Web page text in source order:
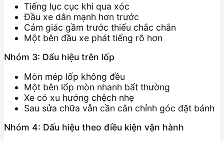
Tiếng lục cục khi qua xóc
Đầu xe dằn mạnh hơn trước
Cảm giác gầm trước thiếu chắc chắn
Một bên đầu xe phát tiếng rõ hơn
Nhóm 3: Dấu hiệu trên lốp
Mòn mép lốp không đều
Một bên lốp mòn nhanh bất thường
Xe có xu hướng chệch nhẹ
Sau sửa chữa vẫn cần cân chỉnh góc đặt bánh
Nhóm 4: Dấu hiệu theo điều kiện vận hành